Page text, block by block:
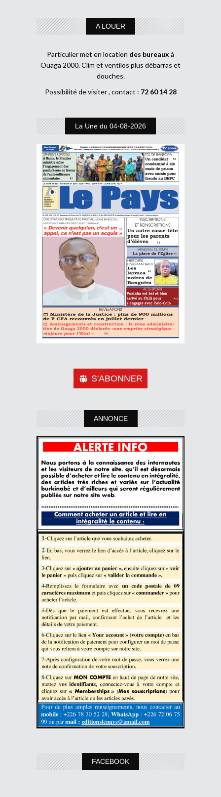
A LOUER
Particulier met en location des bureaux à
Ouaga 2000. Clim et ventilos plus débarras et
douches.
Possibilité de visiter , contact : 72 60 14 28
La Une du 04-08-2026
S'ABONNER
ANNONCE
FACEBOOK